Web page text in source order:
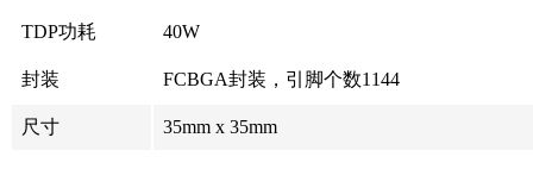
TDP功耗 40W
封装 FCBGA封装，引脚个数1144
尺寸 35mm x 35mm